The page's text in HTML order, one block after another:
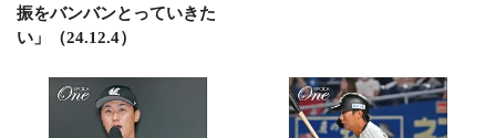
振をバンバンとっていきた
い」（24.12.4）